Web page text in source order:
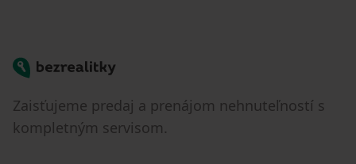
Bezrealitky
Zaisťujeme predaj a prenájom nehnuteľností s
kompletným servisom.